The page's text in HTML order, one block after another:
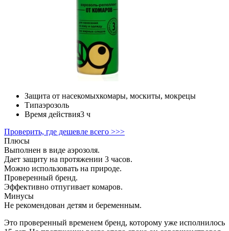
Защита от насекомыхкомары, москиты, мокрецы
Типаэрозоль
Время действия3 ч
Проверить, где дешевле всего >>>
Плюсы
Выполнен в виде аэрозоля.
Дает защиту на протяжении 3 часов.
Можно использовать на природе.
Проверенный бренд.
Эффективно отпугивает комаров.
Минусы
Не рекомендован детям и беременным.
Это проверенный временем бренд, которому уже исполнилось